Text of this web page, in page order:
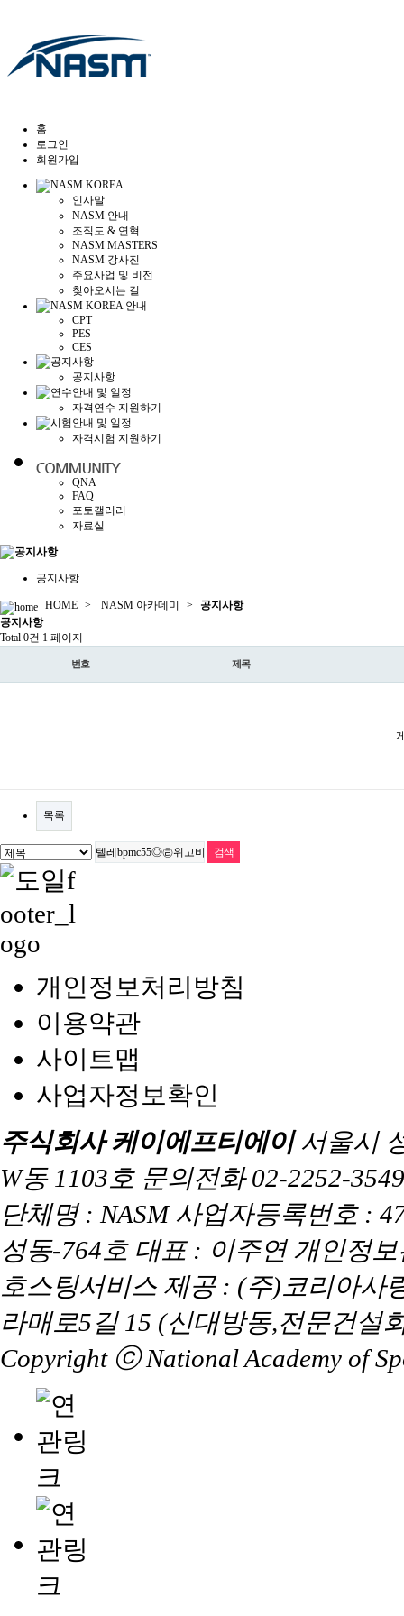
홈
로그인
회원가입
인사말
NASM 안내
조직도 & 연혁
NASM MASTERS
NASM 강사진
주요사업 및 비전
찾아오시는 길
CPT
PES
CES
공지사항
자격연수 지원하기
자격시험 지원하기
QNA
FAQ
포토갤러리
자료실
공지사항
HOME > NASM 아카데미 >
공지사항
공지 사항
Total 0건 1 페이지
번호 제목
목록
개인정보처리방침
이용약관
사이트맵
사업자정보확인
주식회사 케이에프티에이서울시
W동 1103호 문의전화 02-2252-
단체명 : NASM 사업자등록번호 :
성동-764호 대표 : 이주연 개인정
호스팅서비스 제공 : (주)코리아
라매로5길 15 (신대방동,전문건설
Copyright ⓒ National Academy of